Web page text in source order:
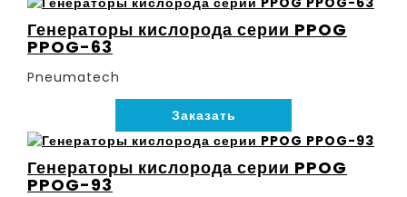
Генераторы кислорода серии PPOG
PPOG-63
Pneumatech
Заказать
Генераторы кислорода серии PPOG
PPOG-93